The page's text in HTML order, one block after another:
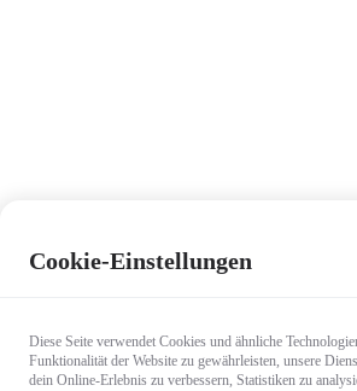
Cookie-Einstellungen
Diese Seite verwendet Cookies und ähnliche
Funktionalität der Website zu gewährleisten, unsere
dein Online-Erlebnis zu verbessern, Statistiken zu